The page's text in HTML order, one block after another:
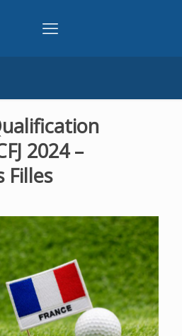
2024 –
Filles